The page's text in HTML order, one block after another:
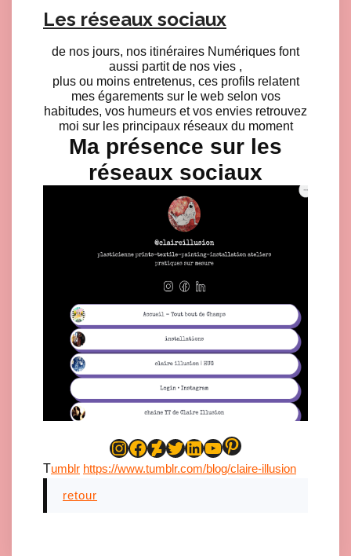
Les réseaux sociaux
de nos jours, nos itinéraires Numériques font
aussi partit de nos vies ,
plus ou moins entretenus, ces profils relatent
mes égarements sur le web selon vos
habitudes, vos humeurs et vos envies retrouvez
moi sur les principaux réseaux du moment
Ma présence sur les
réseaux sociaux
InstagramFacebook DeviantArt Twitter LinkedIn YouTube Pinterest
Tumblr https://www.tumblr.com/blog/claire-illusion
retour